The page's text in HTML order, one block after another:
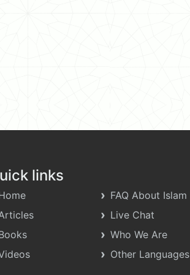
links
FAQ About Islam
Live Chat
Who We Are
Other Languages